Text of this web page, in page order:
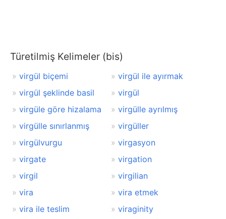
Türetilmiş Kelimeler (bis)
virgül biçemi
virgül ile ayırmak
virgül şeklinde basil
virgül
virgüle göre hizalama
virgülle ayrılmış
virgülle sınırlanmış
virgüller
virgülvurgu
virgasyon
virgate
virgation
virgil
virgilian
vira
vira etmek
vira ile teslim
viraginity